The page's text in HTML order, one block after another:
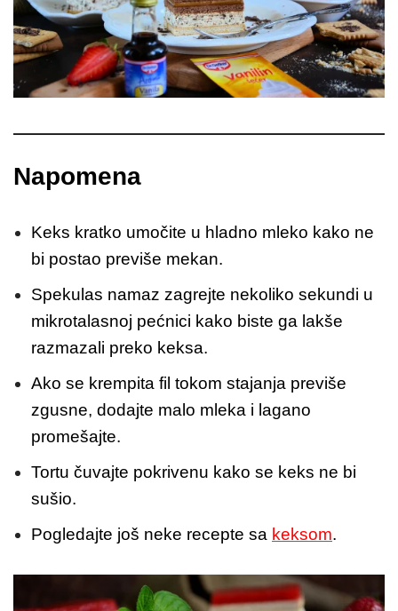
Napomena
Keks kratko umočite u hladno mleko kako ne
bi postao previše mekan.
Spekulas namaz zagrejte nekoliko sekundi u
mikrotalasnoj pećnici kako biste ga lakše
razmazali preko keksa.
Ako se krempita fil tokom stajanja previše
zgusne, dodajte malo mleka i lagano
promešajte.
Tortu čuvajte pokrivenu kako se keks ne bi
sušio.
Pogledajte još neke recepte sa keksom.